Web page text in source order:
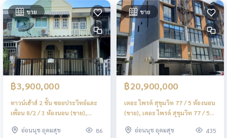
ขาย
฿3,900,000
ทาวน์เฮ้าส์ 2 ชั้น ซอยประวิทย์และ
เพื่อน 8/2 / 3 ห้องนอน (ขาย),
Prawit and Friends 8/2. / 3
อ่อนนุช อุดมสุข 86
ขาย
฿20,900,000
เดอะ ไพรด์ สุขุมวิท 77 / 5 ห้องนอน
(ขาย), เดอะ ไพรด์ สุขุมวิท 77 / 5
อ่อนนุช อุดมสุข
435